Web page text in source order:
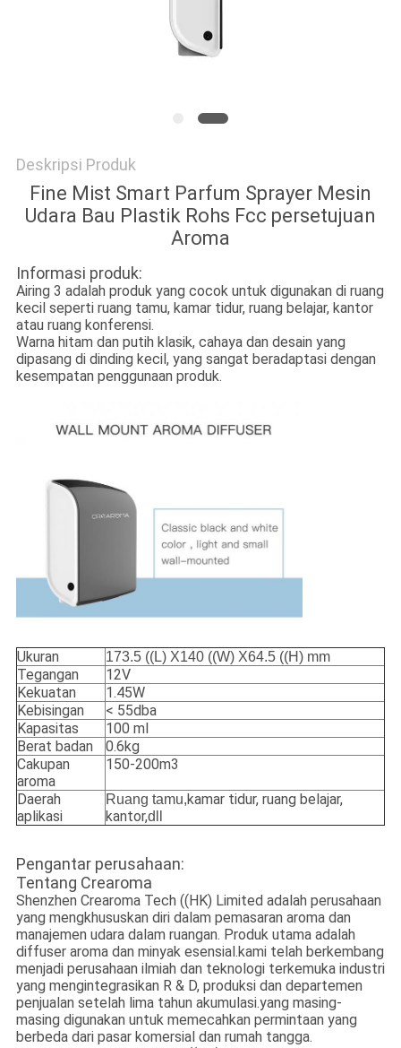
Deskripsi Produk
Fine Mist Smart Parfum Sprayer Mesin
Udara Bau Plastik Rohs Fcc persetujuan
Aroma
Informasi produk:
Airing 3 adalah produk yang cocok untuk digunakan di ruang
kecil seperti ruang tamu, kamar tidur, ruang belajar, kantor
atau ruang konferensi.
Warna hitam dan putih klasik, cahaya dan desain yang
dipasang di dinding kecil, yang sangat beradaptasi dengan
kesempatan penggunaan produk.
Ukuran 173.5 ((L) X140 ((W) X64.5 ((H) mm
Tegangan
12V
Kekuatan
1.45W
Kebisingan
< 55dba
Kapasitas
100 ml
Berat badan
0.6kg
Cakupan
aroma
150-200m3
Daerah
aplikasi
Ruang tamu,kamar tidur, ruang belajar,
kantor,dll
Pengantar perusahaan:
Tentang Crearoma
Shenzhen Crearoma Tech ((HK) Limited adalah perusahaan
yang mengkhususkan diri dalam pemasaran aroma dan
manajemen udara dalam ruangan. Produk utama adalah
diffuser aroma dan minyak esensial.kami telah berkembang
menjadi perusahaan ilmiah dan teknologi terkemuka industri
yang mengintegrasikan R & D, produksi dan departemen
penjualan setelah lima tahun akumulasi.yang masing-
masing digunakan untuk memecahkan permintaan yang
berbeda dari pasar komersial dan rumah tangga.